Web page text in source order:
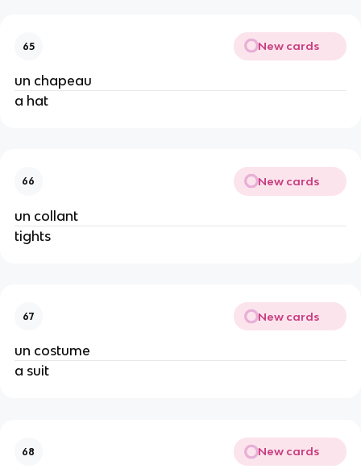
65 New cards
un chapeau
a hat
66 New cards
un collant
tights
67 New cards
un costume
a suit
68 New cards